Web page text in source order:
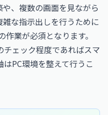
、複数の画面を見ながら
な指示出しを行うために
業が必須となります。
ェック程度であればスマ
PC環境を整えて行うこ